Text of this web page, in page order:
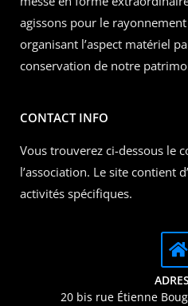
agissons pour le
organisant l’aspect matériel
conservation de notre
CONTACT INFO
Vous trouverez ci-dessous le
l’association. Le site contient
activités spécifiques.
20 bis rue Étienne